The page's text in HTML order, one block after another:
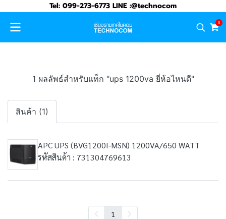
Tel: 099-273-6773 LINE :@technocom
0
1 ผลลัพธ์สำหรับแท็ก "ups 1200va ยี่ห้อไหนดี"
สินค้า (1)
APC UPS (BVG1200I-MSN) 1200VA/650 WATT
รหัสสินค้า : 731304769613
1